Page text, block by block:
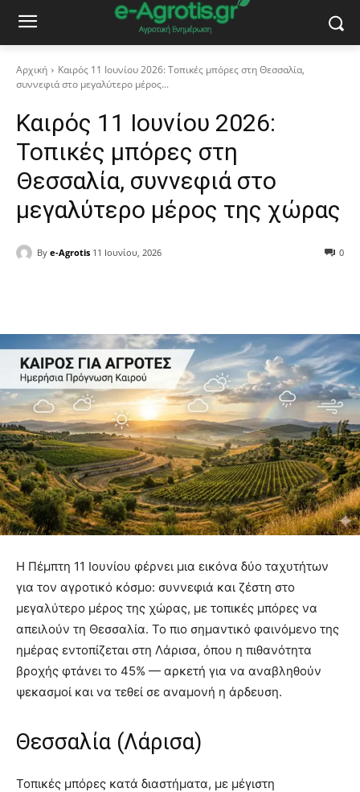
Αρχική
Καιρός 11 Ιουνίου 2026: Τοπικές μπόρες στη Θεσσαλία,
συννεφιά στο μεγαλύτερο μέρος...
Καιρός 11 Ιουνίου 2026:
Τοπικές μπόρες στη
Θεσσαλία, συννεφιά στο
μεγαλύτερο μέρος της χώρας
By e-Agrotis 11 Ιουνίου, 2026 0
Η Πέμπτη 11 Ιουνίου φέρνει μια εικόνα δύο ταχυτήτων
για τον αγροτικό κόσμο: συννεφιά και ζέστη στο
μεγαλύτερο μέρος της χώρας, με τοπικές μπόρες να
απειλούν τη Θεσσαλία. Το πιο σημαντικό φαινόμενο της
ημέρας εντοπίζεται στη Λάρισα, όπου η πιθανότητα
βροχής φτάνει το 45% — αρκετή για να αναβληθούν
ψεκασμοί και να τεθεί σε αναμονή η άρδευση.
Θεσσαλία (Λάρισα)
Τοπικές μπόρες κατά διαστήματα, με μέγιστη